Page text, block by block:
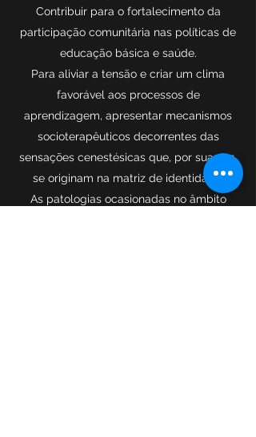
Contribuir para o fortalecimento da
participação comunitária nas políticas de
educação básica e saúde.
Para aliviar a tensão e criar um clima
favorável aos processos de
aprendizagem, apresentar mecanismos
socioterapêuticos decorrentes das
sensações cenestésicas que, por sua vez,
se originam na matriz de identidade.
As patologias ocasionadas no âmbito